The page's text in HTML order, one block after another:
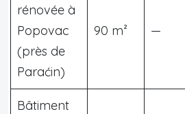
rénovée à
Popovac
(près de
Paraćin)
90 m² —
Bâtiment